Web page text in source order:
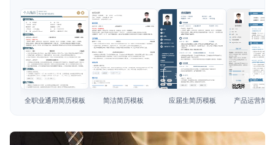
面试自我介绍
AI 职场工具 New
简历模板
简历教程
查看模板
全职业通用简历模板
查看模板
简洁简历模板
查看模板
应届生简历模板
查看模板
产品运营简